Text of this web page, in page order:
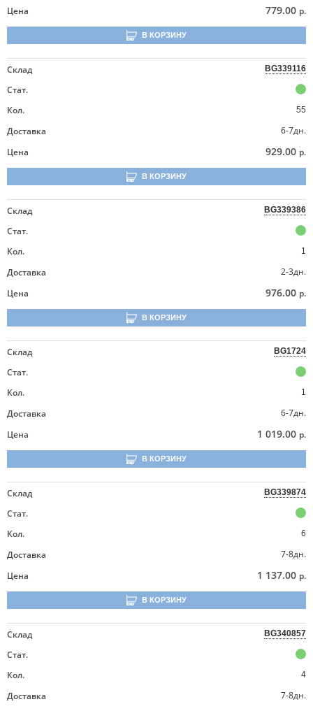
Цена
779.00 р.
В КОРЗИНУ
Склад BG339116
Стат.
Кол.
55
Доставка
6-7дн.
Цена
929.00 р.
В КОРЗИНУ
Склад BG339386
Стат.
Кол.
1
Доставка
2-3дн.
Цена
976.00 р.
В КОРЗИНУ
Склад BG1724
Стат.
Кол.
1
Доставка
6-7дн.
Цена
1 019.00 р.
В КОРЗИНУ
Склад BG339874
Стат.
Кол.
6
Доставка
7-8дн.
Цена
1 137.00 р.
В КОРЗИНУ
Склад BG340857
Стат.
Кол.
4
Доставка 7-8дн.